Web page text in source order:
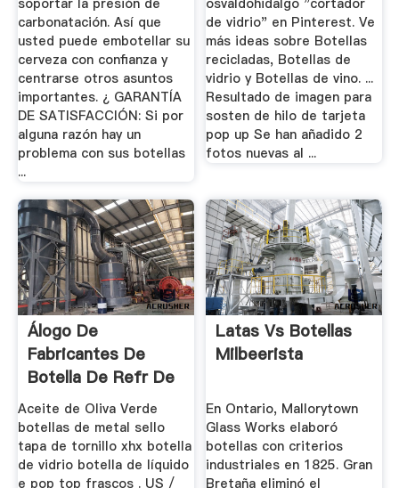
carbonatación. Así que
usted puede embotellar su
cerveza con confianza y
centrarse otros asuntos
importantes. ¿ GARANTÍA
DE SATISFACCIÓN: Si por
alguna razón hay un
problema con sus botellas
...
de vidrio" en Pinterest. Ve
más ideas sobre Botellas
recicladas, Botellas de
vidrio y Botellas de vino. ...
Resultado de imagen para
sosten de hilo de tarjeta
pop up Se han añadido 2
fotos nuevas al ...
Álogo De
Fabricantes De
Botella De Refr De
Alta ...
Aceite de Oliva Verde
botellas de metal sello
tapa de tornillo xhx botella
de vidrio botella de líquido
e pop top frascos . US /
Latas Vs Botellas
Milbeerista
En Ontario, Mallorytown
Glass Works elaboró
botellas con criterios
industriales en 1825. Gran
Bretaña eliminó el